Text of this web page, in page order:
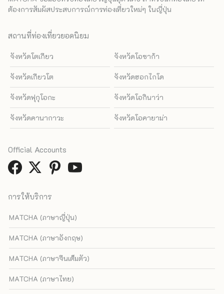
ต้องการสัมผัสประสบการณ์การท่องเที่ยวใหม่ๆ ในญี่ปุ่น
สถานที่ท่องเที่ยวยอดนิยม
จังหวัดโตเกียว จังหวัดโอซาก้า
จังหวัดเกียวโต จังหวัดฮอกไกโด
จังหวัดฟุกุโอกะ จังหวัดโอกินาว่า
จังหวัดคานากาวะ จังหวัดโอคายาม่า
การให้บริการ
MATCHA (ภาษาญี่ปุ่น)
MATCHA (ภาษาอังกฤษ)
MATCHA (ภาษาจีนเต็มตัว)
MATCHA (ภาษาไทย)
Official Accounts